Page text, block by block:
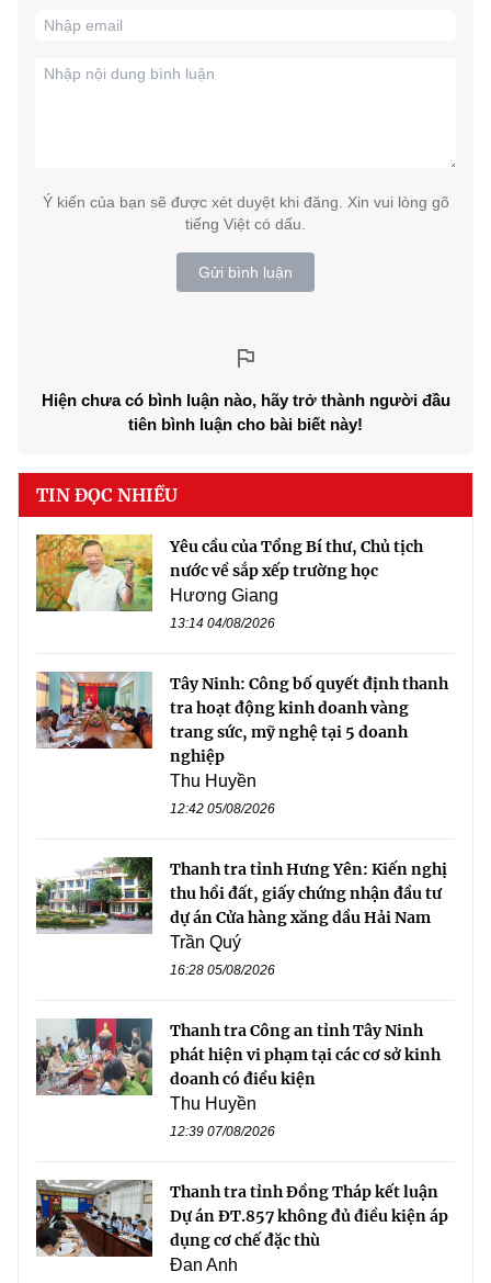
Ý kiến của bạn sẽ được xét duyệt khi đăng. Xin vui lòng gõ
tiếng Việt có dấu.
Gửi bình luận
Hiện chưa có bình luận nào, hãy trở thành người đầu
tiên bình luận cho bài biết này!
TIN ĐỌC NHIỀU
Yêu cầu của Tổng Bí thư, Chủ tịch
nước về sắp xếp trường học
Hương Giang
13:14 04/08/2026
Tây Ninh: Công bố quyết định thanh
tra hoạt động kinh doanh vàng
trang sức, mỹ nghệ tại 5 doanh
nghiệp
Thu Huyền
12:42 05/08/2026
Thanh tra tỉnh Hưng Yên: Kiến nghị
thu hồi đất, giấy chứng nhận đầu tư
dự án Cửa hàng xăng dầu Hải Nam
Trần Quý
16:28 05/08/2026
Thanh tra Công an tỉnh Tây Ninh
phát hiện vi phạm tại các cơ sở kinh
doanh có điều kiện
Thu Huyền
12:39 07/08/2026
Thanh tra tỉnh Đồng Tháp kết luận
Dự án ĐT.857 không đủ điều kiện áp
dụng cơ chế đặc thù
Đan Anh